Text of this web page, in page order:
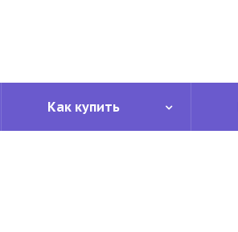
Как купить